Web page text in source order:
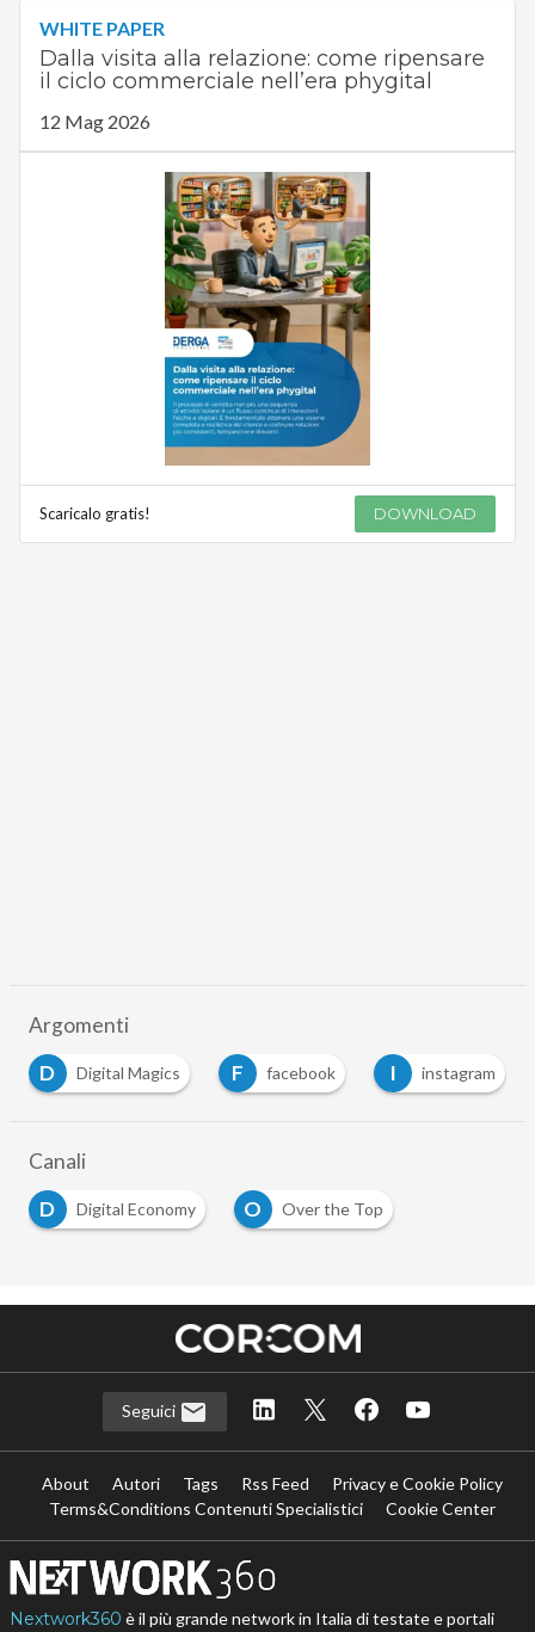
WHITE PAPER
Dalla visita alla relazione: come ripensare
il ciclo commerciale nell’era phygital
12 Mag 2026
Scaricalo gratis! DOWNLOAD
Argomenti
D
Digital Magics F facebook I instagram
Canali
D
Digital Economy O Over the Top
Seguici
About Autori Tags Rss Feed
Privacy e Cookie Policy
Terms&Conditions Contenuti Specialistici
Cookie Center
Nextwork360 è il più grande network in Italia di testate e portali